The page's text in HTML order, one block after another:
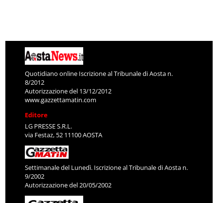
Quotidiano online Iscrizione al Tribunale di Aosta n.
8/2012
Autorizzazione del 13/12/2012
www.gazzettamatin.com
Editore
LG PRESSE S.R.L.
via Festaz, 52 11100 AOSTA
Settimanale del Lunedì. Iscrizione al Tribunale di Aosta n.
9/2002
Autorizzazione del 20/05/2002